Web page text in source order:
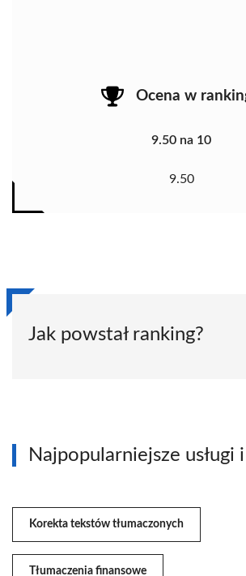
Ocena w
9.50 na 10
9.50
Jak powstał ranking?
Najpopularniejsze usługi
Korekta tekstów tłumaczonych
Tłumaczenia finansowe